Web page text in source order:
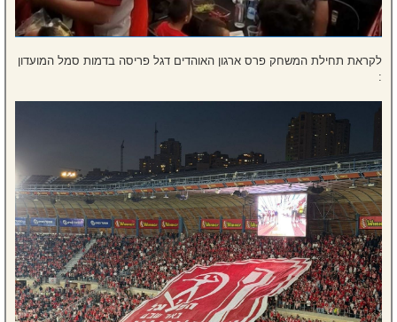
לקראת תחילת המשחק פרס ארגון האוהדים דגל פריסה בדמות סמל המועדון
: